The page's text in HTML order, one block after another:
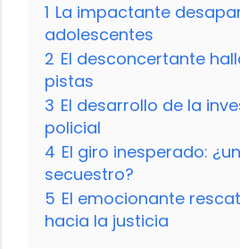
1 La impactante
adolescentes
2 El desconcertante
pistas
3 El desarrollo de la
policial
4 El giro inesperado:
secuestro?
5 El emocionante
hacia la justicia